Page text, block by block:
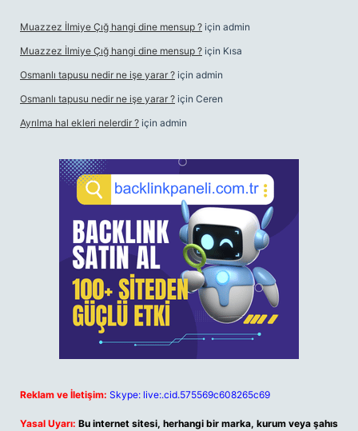
Muazzez İlmiye Çığ hangi dine mensup ? için admin
Muazzez İlmiye Çığ hangi dine mensup ? için Kısa
Osmanlı tapusu nedir ne işe yarar ? için admin
Osmanlı tapusu nedir ne işe yarar ? için Ceren
Ayrılma hal ekleri nelerdir ? için admin
Reklam ve İletişim: Skype: live:.cid.575569c608265c69
Yasal Uyarı: Bu internet sitesi, herhangi bir marka, kurum veya şahıs